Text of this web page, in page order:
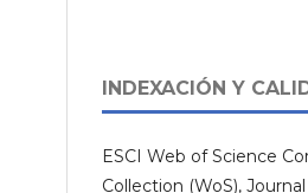
INDEXACIÓN Y
ESCI Web of Science
Collection (WoS),